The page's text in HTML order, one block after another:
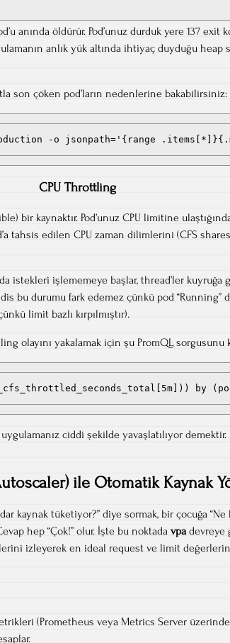
anında öldürür. Pod’unuz durduk yere 137 exit
anlık yük altında ihtiyaç duyduğu heap
son çöken pod’ların nedenlerine bakabilirsiniz:
-o jsonpath='{range
CPU Throttling
bir kaynaktır. Pod’unuz CPU limitine
tahsis edilen CPU zaman dilimlerini (CFS
istekleri işlememeye başlar, thread’ler kuyruğa
bu durumu fark edemez çünkü pod “Running”
limit bazlı kırpılmıştır).
olayını yakalamak için şu PromQL
by
ciddi şekilde yavaşlatılıyor
ile Otomatik Kaynak
kaynak tüketiyor?” diye sormak, bir çocuğa
hep “Çok!” olur. İşte bu noktada vpadevreye
izleyerek en ideal request ve limit
(Prometheus veya Metrics Server